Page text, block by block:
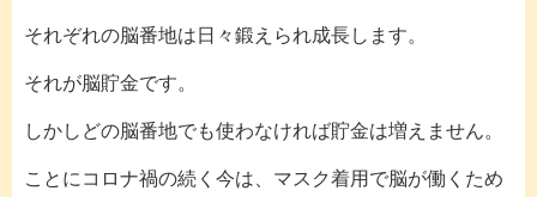
それぞれの脳番地は日々鍛えられ成長します。
それが脳貯金です。
しかしどの脳番地でも使わなければ貯金は増えません。
ことにコロナ禍の続く今は、マスク着用で脳が働くため